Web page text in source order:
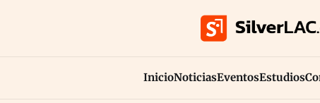
InicioNoticiasEventosEstudios